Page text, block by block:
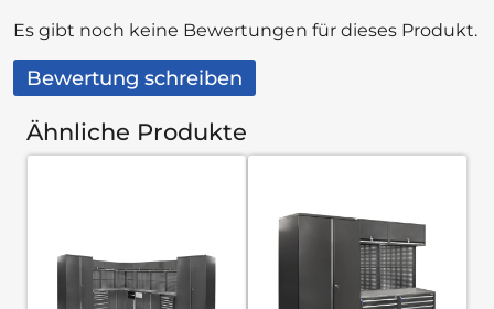
Es gibt noch keine Bewertungen für dieses Produkt.
Bewertung schreiben
Ähnliche Produkte